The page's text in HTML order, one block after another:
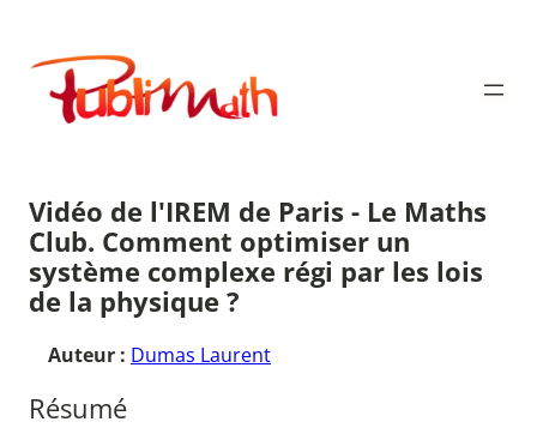
contenu
Publimath
Vidéo de l'IREM de Paris - Le Maths
Club. Comment optimiser un
système complexe régi par les lois
de la physique ?
Auteur : Dumas Laurent
Résumé